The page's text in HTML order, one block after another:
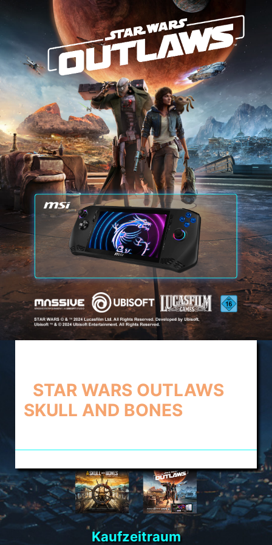
STAR WARS OUTLAWS&
SKULL AND BONESGRATIS
Kaufzeitraum